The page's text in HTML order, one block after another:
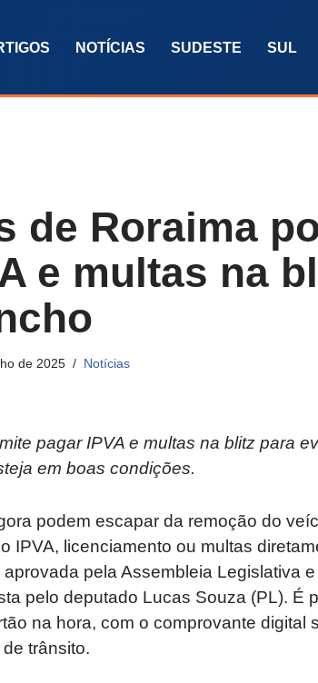
NOTÍCIAS SUDESTE SUL
de Roraima
e multas na
de 2025 Notícias
pagar IPVA e multas na blitz para
em boas condições.
podem escapar da remoção do
IPVA, licenciamento ou multas
pela Assembleia Legislativa
pelo deputado Lucas Souza (PL). É
na hora, com o comprovante digital
trânsito.